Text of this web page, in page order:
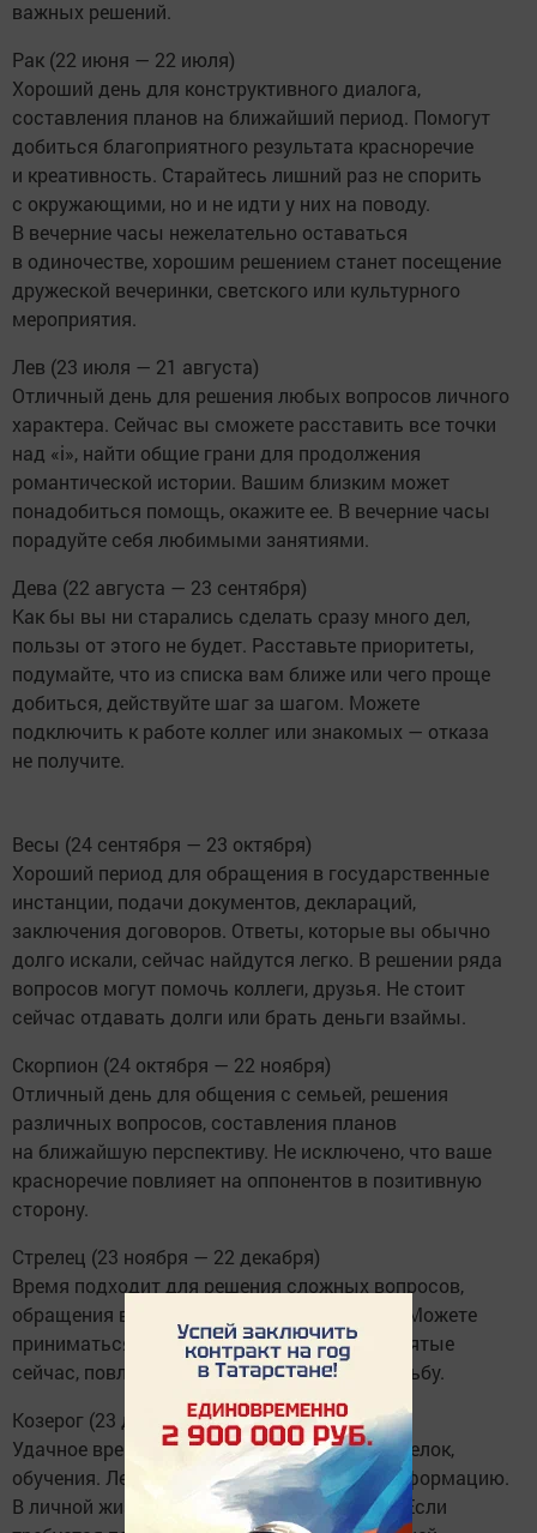
важных решений.
Рак (22 июня — 22 июля)
Хороший день для конструктивного диалога,
составления планов на ближайший период. Помогут
добиться благоприятного результата красноречие
и креативность. Старайтесь лишний раз не спорить
с окружающими, но и не идти у них на поводу.
В вечерние часы нежелательно оставаться
в одиночестве, хорошим решением станет посещение
дружеской вечеринки, светского или культурного
мероприятия.
Лев (23 июля — 21 августа)
Отличный день для решения любых вопросов личного
характера. Сейчас вы сможете расставить все точки
над «i», найти общие грани для продолжения
романтической истории. Вашим близким может
понадобиться помощь, окажите ее. В вечерние часы
порадуйте себя любимыми занятиями.
Дева (22 августа — 23 сентября)
Как бы вы ни старались сделать сразу много дел,
пользы от этого не будет. Расставьте приоритеты,
подумайте, что из списка вам ближе или чего проще
добиться, действуйте шаг за шагом. Можете
подключить к работе коллег или знакомых — отказа
не получите.
Весы (24 сентября — 23 октября)
Хороший период для обращения в государственные
инстанции, подачи документов, деклараций,
заключения договоров. Ответы, которые вы обычно
долго искали, сейчас найдутся легко. В решении ряда
вопросов могут помочь коллеги, друзья. Не стоит
сейчас отдавать долги или брать деньги взаймы.
Скорпион (24 октября — 22 ноября)
Отличный день для общения с семьей, решения
различных вопросов, составления планов
на ближайшую перспективу. Не исключено, что ваше
красноречие повлияет на оппонентов в позитивную
сторону.
Стрелец (23 ноября — 22 декабря)
Время подходит для решения сложных вопросов,
обращения в государственные инстанции. Можете
приниматься за новые дела. Решения, принятые
сейчас, повлияют на вашу дальнейшую судьбу.
Козерог (23 декабря — 20 января)
Удачное время для поездок, заключения сделок,
обучения. Легко будет запомнить новую информацию.
В личной жизни полагайтесь на интуицию. Если